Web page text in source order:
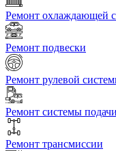
Ремонт охлаждающей
Ремонт подвески
Ремонт рулевой
Ремонт системы
Ремонт трансмиссии